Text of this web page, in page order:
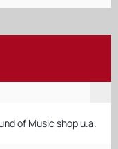
of Music shop u.a.